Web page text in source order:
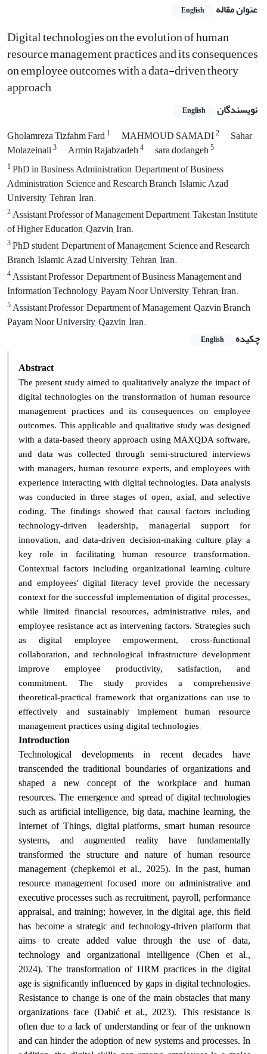
عنوان مقاله English
Digital technologies on the evolution of human
resource management practices and its consequences
on employee outcomes with a data-driven theory
approach
نویسندگان English
Gholamreza Tizfahm Fard1 MAHMOUD SAMADI2
Sahar
Molazeinali3 Armin Rajabzadeh4 sara dodangeh5
1PhD in Business Administration, Department of Business
Administration, Science and Research Branch, Islamic Azad
University, Tehran, Iran.
2Assistant Professor of Management Department, Takestan Institute
of Higher Education, Qazvin, Iran.
3PhD student, Department of Management, Science and Research
Branch, Islamic Azad University, Tehran, Iran.
4Assistant Professor, Department of Business Management and
Information Technology, Payam Noor University, Tehran, Iran.
5Assistant Professor, Department of Management, Qazvin Branch,
Payam Noor University, Qazvin, Iran.
چکیده
English
Abstract
The present study aimed to qualitatively analyze the impact of
digital technologies on the transformation of human resource
management practices and its consequences on employee
outcomes. This applicable and qualitative study was designed
with a data-based theory approach using MAXQDA software,
and data was collected through semi-structured interviews
with managers, human resource experts, and employees with
experience interacting with digital technologies. Data analysis
was conducted in three stages of open, axial, and selective
coding. The findings showed that causal factors including
technology-driven leadership, managerial support for
innovation, and data-driven decision-making culture play a
key role in facilitating human resource transformation.
Contextual factors including organizational learning culture
and employees' digital literacy level provide the necessary
context for the successful implementation of digital processes,
while limited financial resources, administrative rules, and
employee resistance act as intervening factors. Strategies such
as digital employee empowerment, cross-functional
collaboration, and technological infrastructure development
improve employee productivity, satisfaction, and
commitment. The study provides a comprehensive
theoretical-practical framework that organizations can use to
effectively and sustainably implement human resource
management practices using digital technologies.
Introduction
Technological developments in recent decades have
transcended the traditional boundaries of organizations and
shaped a new concept of the workplace and human
resources. The emergence and spread of digital technologies
such as artificial intelligence, big data, machine learning, the
Internet of Things, digital platforms, smart human resource
systems, and augmented reality have fundamentally
transformed the structure and nature of human resource
management (chepkemoi et al., 2025). In the past, human
resource management focused more on administrative and
executive processes such as recruitment, payroll, performance
appraisal, and training; however, in the digital age, this field
has become a strategic and technology-driven platform that
aims to create added value through the use of data,
technology and organizational intelligence (Chen et al.,
2024). The transformation of HRM practices in the digital
age is significantly influenced by gaps in digital technologies.
Resistance to change is one of the main obstacles that many
organizations face (Dabić et al., 2023). This resistance is
often due to a lack of understanding or fear of the unknown
and can hinder the adoption of new systems and processes. In